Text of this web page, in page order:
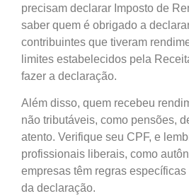
precisam declarar Imposto de
saber quem é obrigado a
contribuintes que tiveram
limites estabelecidos pela
fazer a declaração.
Além disso, quem recebeu
não tributáveis, como pensões,
atento. Verifique seu CPF, e
profissionais liberais, como
empresas têm regras
da declaração.